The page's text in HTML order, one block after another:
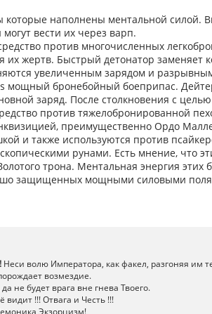
которые наполнены ментальной силой.
вести их через варп.
против многочисленных
жертв. Быстрый детонатор заменяет
увеличенным зарядом и
мощный бронебойный боеприпас.
заряд. После столкновения с
против тяжелобронированной
преимущественно Ордо
и также используются против
рунами. Есть мнение, что
трона. Ментальная энергия
защищенных мощными силовыми
Неси волю Императора, как факел, разгоняя им
возмездие.
не будет врага вне гнева Твоего.
видит !!! Отвага и Честь !!!
Экзорцизм!